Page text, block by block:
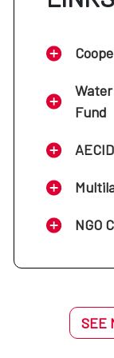
Centro
Centro
Fund
NGO
SEE